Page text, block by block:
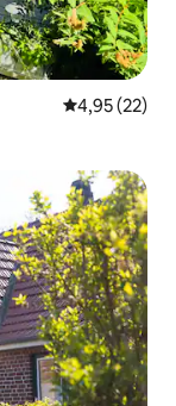
4,95 (22)